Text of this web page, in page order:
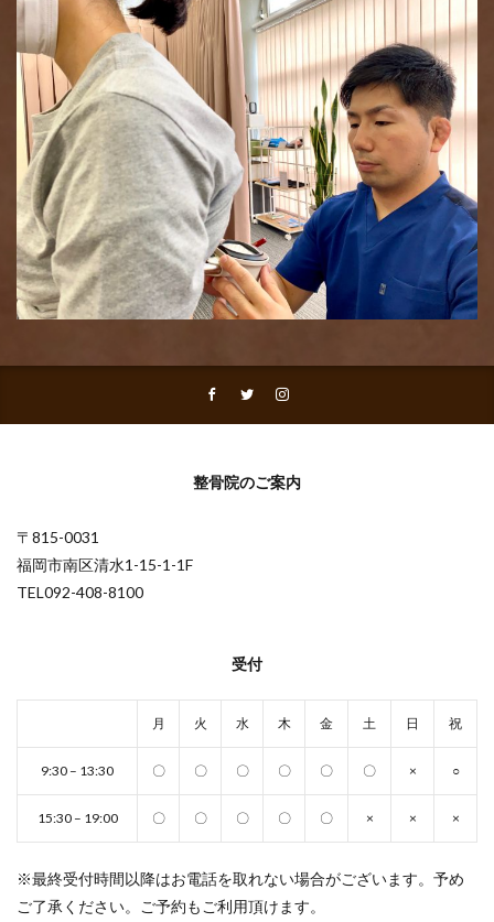
整骨院のご案内
〒815-0031
福岡市南区清水1-15-1-1F
TEL092-408-8100
受付
月 火 水 木 金 土 日 祝
9:30 – 13:30 〇 〇 〇 〇 〇 〇 × ○
15:30 – 19:00 〇 〇 〇 〇 〇 × × ×
※最終受付時間以降はお電話を取れない場合がございます。予め
ご了承ください。ご予約もご利用頂けます。